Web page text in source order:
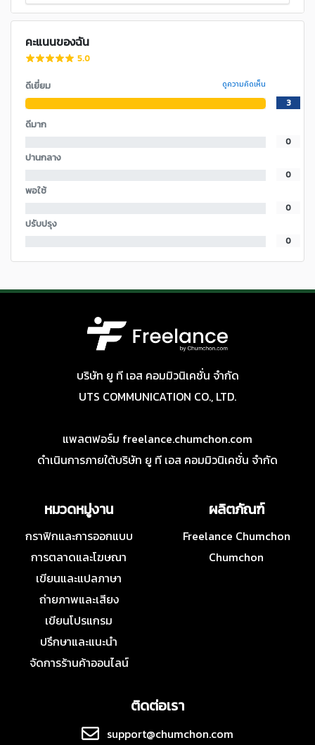
คะแนนของฉัน
5.0
ดีเยี่ยม ดูความคิดเห็น
3
ดีมาก
0
ปานกลาง
0
พอใช้
0
ปรับปรุง
0
บริษัท ยู ที เอส คอมมิวนิเคชั่น จำกัด
UTS COMMUNICATION CO., LTD.
แพลตฟอร์ม freelance.chumchon.com
ดำเนินการภายใต้บริษัท ยู ที เอส คอมมิวนิเคชั่น จำกัด
หมวดหมู่งาน
กราฟิกและการออกแบบ
การตลาดและโฆษณา
เขียนและแปลภาษา
ถ่ายภาพและเสียง
เขียนโปรแกรม
ปรึกษาและแนะนำ
จัดการร้านค้าออนไลน์
ผลิตภัณฑ์
Freelance Chumchon
Chumchon
ติดต่อเรา
support@chumchon.com